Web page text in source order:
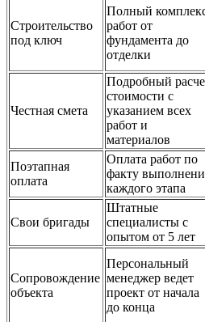
Строительство
под ключ
Полный
работ от
фундамента до
отделки
Честная смета
Подробный
стоимости с
указанием всех
работ и
материалов
Поэтапная
оплата
Оплата работ по
факту
каждого этапа
Свои бригады
Штатные
специалисты с
опытом от 5 лет
Сопровождение
объекта
Персональный
менеджер ведет
проект от начала
до конца